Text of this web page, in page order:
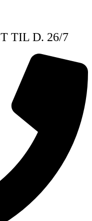
TIL D. 26/7